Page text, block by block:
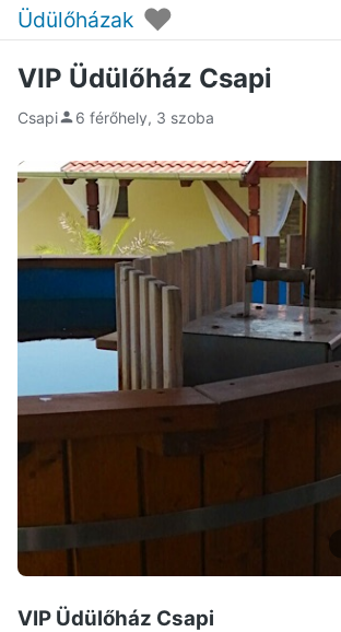
Üdülőházak ♥
VIP Üdülőház Csapi
Csapi 6 férőhely, 3 szoba
VIP Üdülőház Csapi